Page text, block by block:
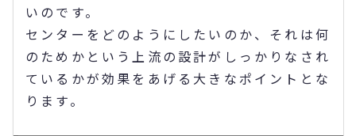
いのです。
センターをどのようにしたいのか、それは何
のためかという上流の設計がしっかりなされ
ているかが効果をあげる大きなポイントとな
ります。